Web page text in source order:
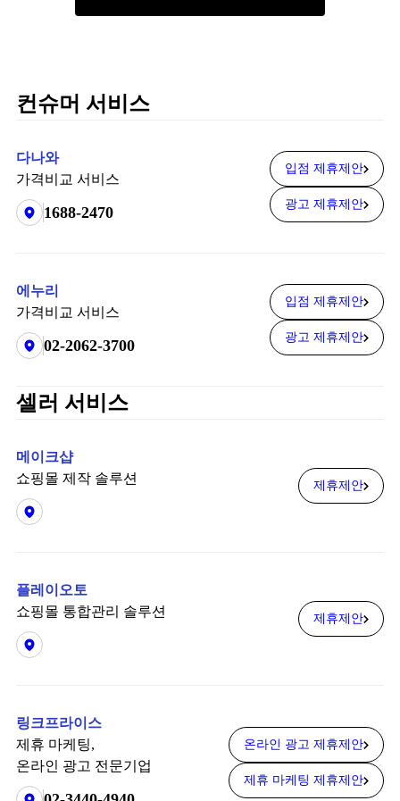
컨슈머 서비스
다나와
가격비교 서비스
1688-2470
입점 제휴제안
광고 제휴제안
에누리
가격비교 서비스
02-2062-3700
입점 제휴제안
광고 제휴제안
셀러 서비스
메이크샵
쇼핑몰 제작 솔루션
제휴제안
플레이오토
쇼핑몰 통합관리 솔루션
제휴제안
링크프라이스
제휴 마케팅,
온라인 광고 전문기업
온라인 광고 제휴제안
제휴 마케팅 제휴제안